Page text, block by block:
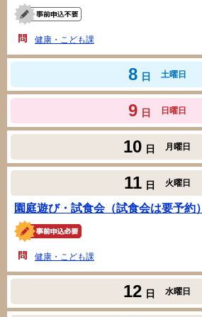
健康・こども課
8 日 土曜日
9 日 日曜日
10 日 月曜日
11 日 火曜日
園庭遊び・試食会（試食会は要予約）
健康・こども課
12 日 水曜日